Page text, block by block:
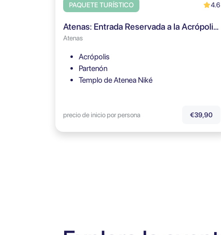
PAQUETE TURÍSTICO 4.6
Atenas: Entrada Reservada a la Acrópolis y Guía de Audio de la Ciudad
Atenas
Acrópolis
Partenón
Templo de Atenea Niké
precio de inicio por persona €39,90